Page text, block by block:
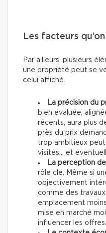
Les facteurs
Par ailleurs, plusieurs
une propriété peut se
celui affiché.
La précision du
bien évaluée,
récents, aura plus
près du prix
trop ambitieux
visites… et
La perception
rôle clé. Même si
objectivement
comme des travaux
emplacement
mise en marché
influencer les offres.